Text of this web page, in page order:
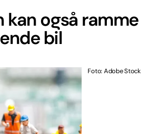
kan også ramme
bil
Foto: Adobe Stock